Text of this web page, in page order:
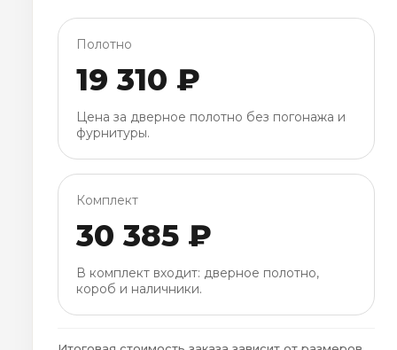
Полотно
19 310 ₽
Цена за дверное полотно без погонажа и
фурнитуры.
Комплект
30 385 ₽
В комплект входит: дверное полотно,
короб и наличники.